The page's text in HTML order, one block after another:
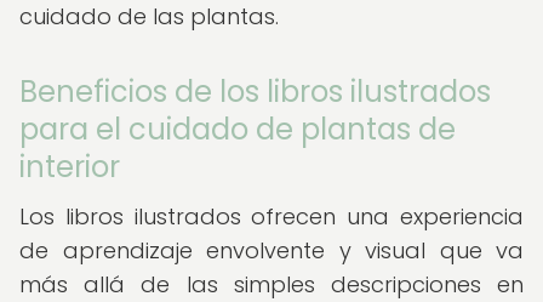
cuidado de las plantas.
Beneficios de los libros ilustrados
para el cuidado de plantas de
interior
Los libros ilustrados ofrecen una experiencia
de aprendizaje envolvente y visual que va
más allá de las simples descripciones en